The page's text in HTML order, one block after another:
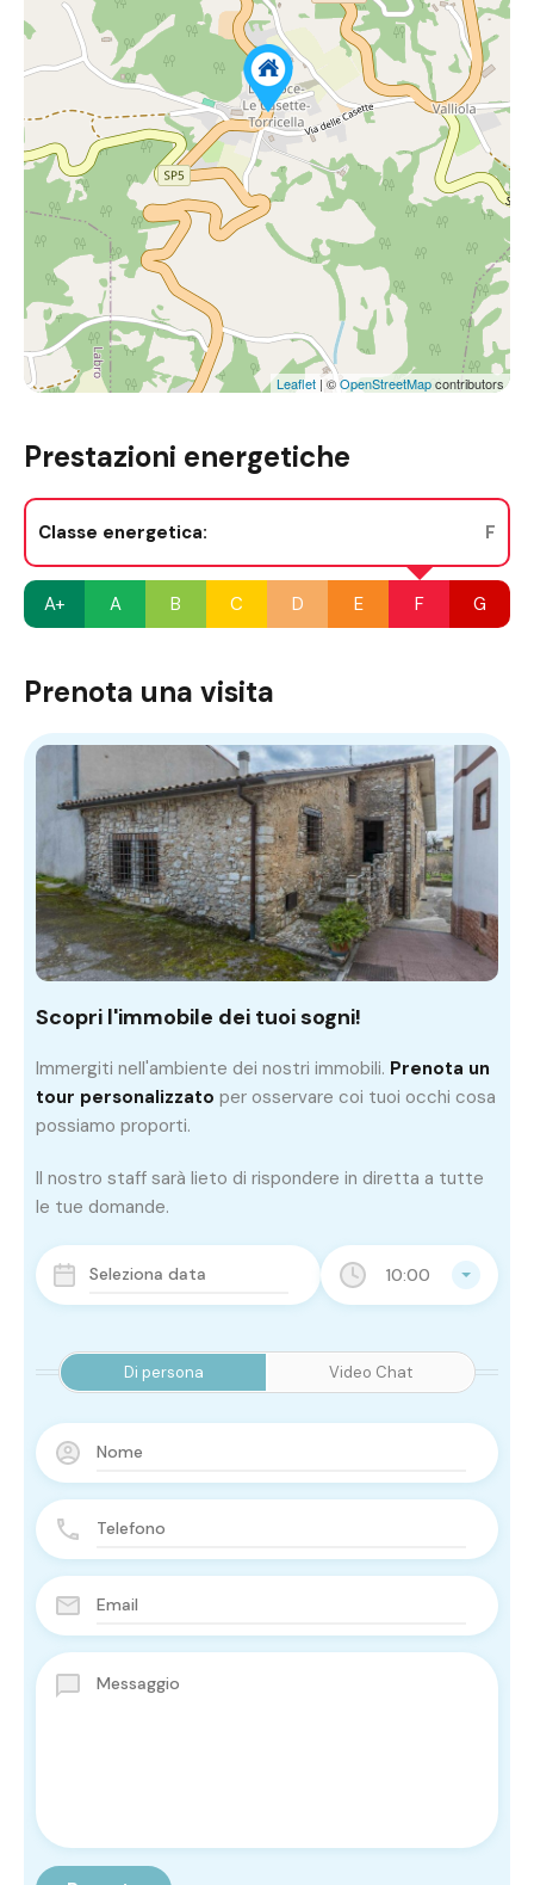
Leaflet | ©OpenStreetMapcontributors
Prestazioni energetiche
Classe energetica: F
A+ A B C D E F G
Prenota una visita
10:00
Di persona Video Chat
Scopri l'immobile dei tuoi sogni!
Immergiti nell'ambiente dei nostri immobili. Prenota un
tour personalizzato per osservare coi tuoi occhi cosa
possiamo proporti.
Il nostro staff sarà lieto di rispondere in diretta a tutte
le tue domande.